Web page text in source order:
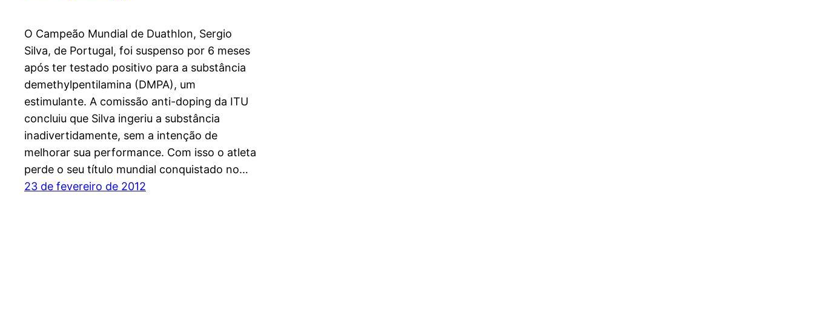
O Campeão Mundial de Duathlon, Sergio
Silva, de Portugal, foi suspenso por 6 meses
após ter testado positivo para a substância
demethylpentilamina (DMPA), um
estimulante. A comissão anti-doping da ITU
concluiu que Silva ingeriu a substância
inadivertidamente, sem a intenção de
melhorar sua performance. Com isso o atleta
perde o seu título mundial conquistado no…
23 de fevereiro de 2012